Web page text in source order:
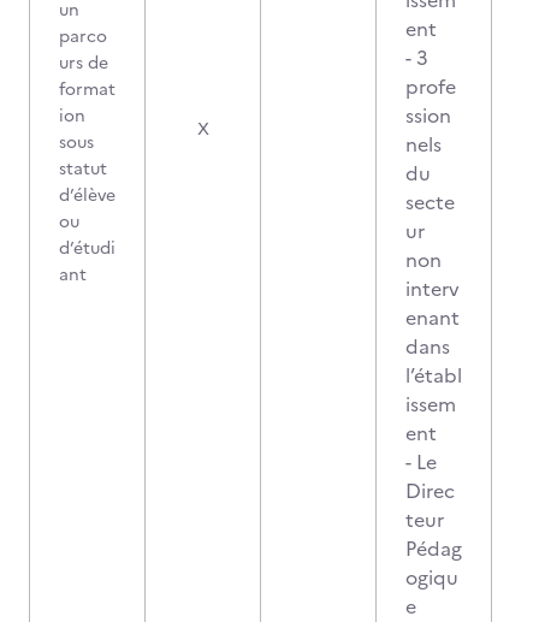
un
parco
urs de
format
ion
sous
statut
d’élève
ou
d’étudi
ant
X
ent
- 3
profe
ssion
nels
du
secte
ur
non
interv
enant
dans
l’établ
issem
ent
- Le
Direc
teur
Pédag
ogiqu
e